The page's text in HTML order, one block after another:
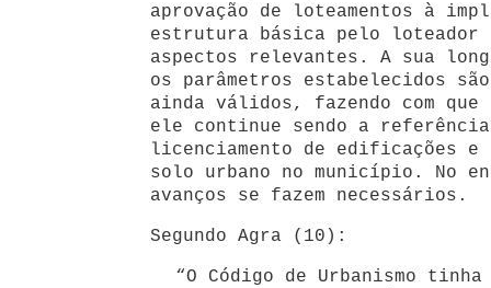
aprovação de loteamentos à
estrutura básica pelo loteador
aspectos relevantes. A sua
os parâmetros estabelecidos
ainda válidos, fazendo com
ele continue sendo a
licenciamento de edificações e
solo urbano no município. No
avanços se fazem necessários.
Segundo Agra (10):
“O Código de Urbanismo